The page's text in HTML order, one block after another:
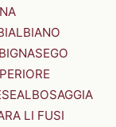
ALBIANO
ALBOSAGGIA
LI FUSI